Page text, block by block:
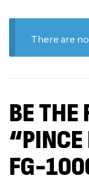
There are
BE THE
FG-